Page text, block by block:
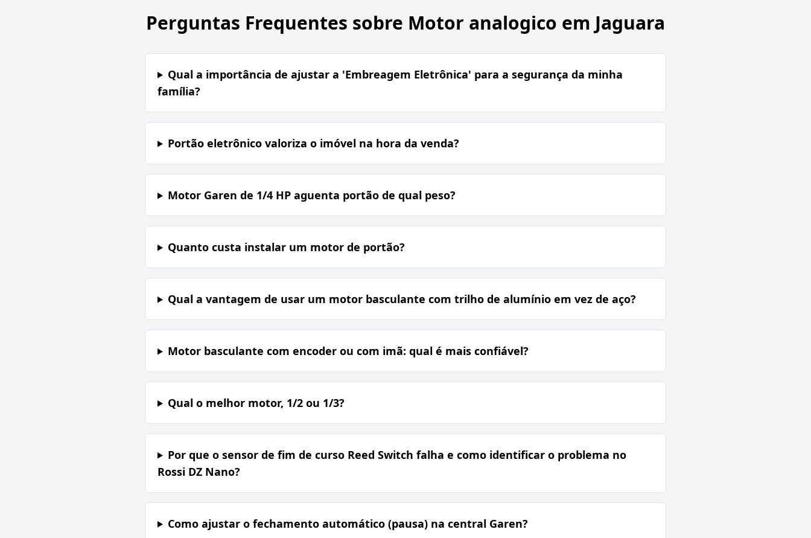
Perguntas Frequentes sobre Motor analogico em Jaguara
Qual a importância de ajustar a 'Embreagem Eletrônica' para a segurança da minha
família?
Portão eletrônico valoriza o imóvel na hora da venda?
Motor Garen de 1/4 HP aguenta portão de qual peso?
Quanto custa instalar um motor de portão?
Qual a vantagem de usar um motor basculante com trilho de alumínio em vez de aço?
Motor basculante com encoder ou com imã: qual é mais confiável?
Qual o melhor motor, 1/2 ou 1/3?
Por que o sensor de fim de curso Reed Switch falha e como identificar o problema no
Rossi DZ Nano?
Como ajustar o fechamento automático (pausa) na central Garen?